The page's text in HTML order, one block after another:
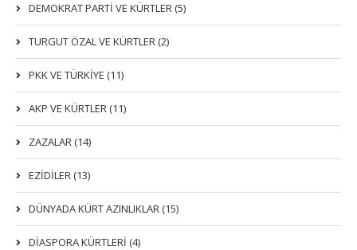
DEMOKRAT PARTI VE KÜRTLER (5)
TURGUT ÖZAL VE KÜRTLER (2)
PKK VE TÜRKIYE (11)
AKP VE KÜRTLER (11)
ZAZALAR (14)
EZIDILER (13)
DÜNYADA KÜRT AZINLIKLAR (15)
DİASPORA KÜRTLERİ (4)